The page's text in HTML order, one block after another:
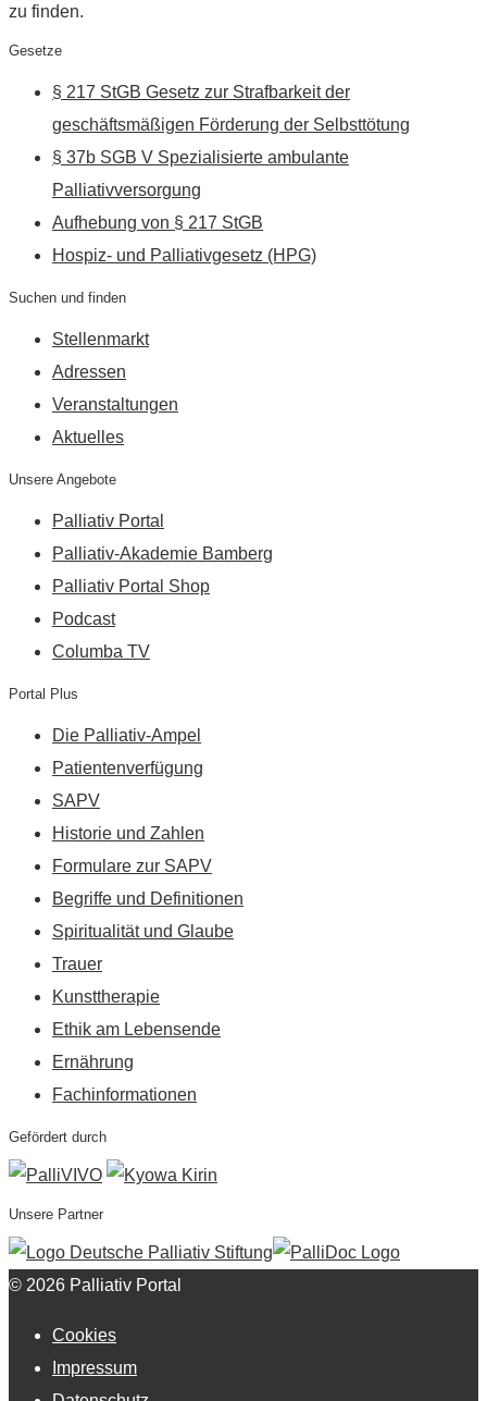
zu finden.
Gesetze
§ 217 StGB Gesetz zur Strafbarkeit der
geschäftsmäßigen Förderung der Selbsttötung
§ 37b SGB V Spezialisierte ambulante
Palliativversorgung
Aufhebung von § 217 StGB
Hospiz- und Palliativgesetz (HPG)
Suchen und finden
Stellenmarkt
Adressen
Veranstaltungen
Aktuelles
Unsere Angebote
Palliativ Portal
Palliativ-Akademie Bamberg
Palliativ Portal Shop
Podcast
Columba TV
Portal Plus
Die Palliativ-Ampel
Patientenverfügung
SAPV
Historie und Zahlen
Formulare zur SAPV
Begriffe und Definitionen
Spiritualität und Glaube
Trauer
Kunsttherapie
Ethik am Lebensende
Ernährung
Fachinformationen
Gefördert durch
Unsere Partner
© 2026 Palliativ Portal
Cookies
Impressum